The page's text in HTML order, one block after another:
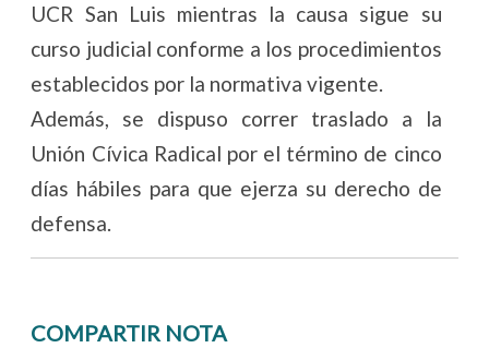
UCR San Luis mientras la causa sigue su
curso judicial conforme a los procedimientos
establecidos por la normativa vigente.
Además, se dispuso correr traslado a la
Unión Cívica Radical por el término de cinco
días hábiles para que ejerza su derecho de
defensa.
COMPARTIR NOTA